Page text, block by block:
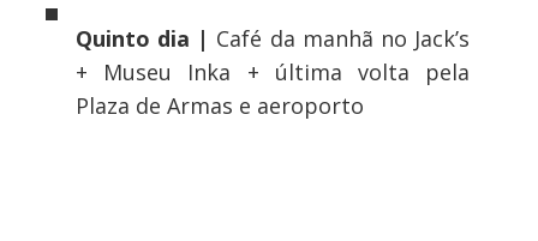
Quinto dia | Café da manhã no Jack’s
+ Museu Inka + última volta pela
Plaza de Armas e aeroporto